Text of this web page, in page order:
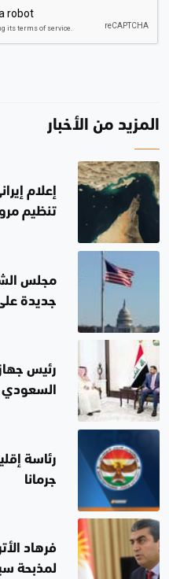
المزيد من الأخبار
إعلام
تنظيم
مجلس
جديدة
رئيس
السعودي
رئاسة
جرمانا
لمذبحة